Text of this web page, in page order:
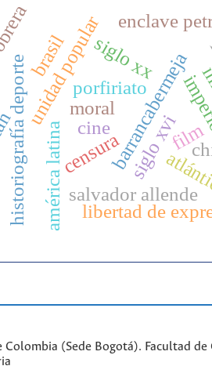
historiografía deporteamérica latinacensura
cine film
salvador allende
unidad popular
libertad de
barrancabermeja
enclave
moral
siglo xvi
siglo xx
porfiriato
brasil
(Sede Bogotá). Facultad de